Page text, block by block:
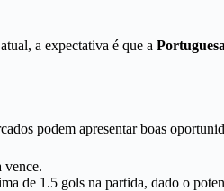
a expectativa é que a Portuguesa
podem apresentar boas
vence.
de 1.5 gols na partida, dado o